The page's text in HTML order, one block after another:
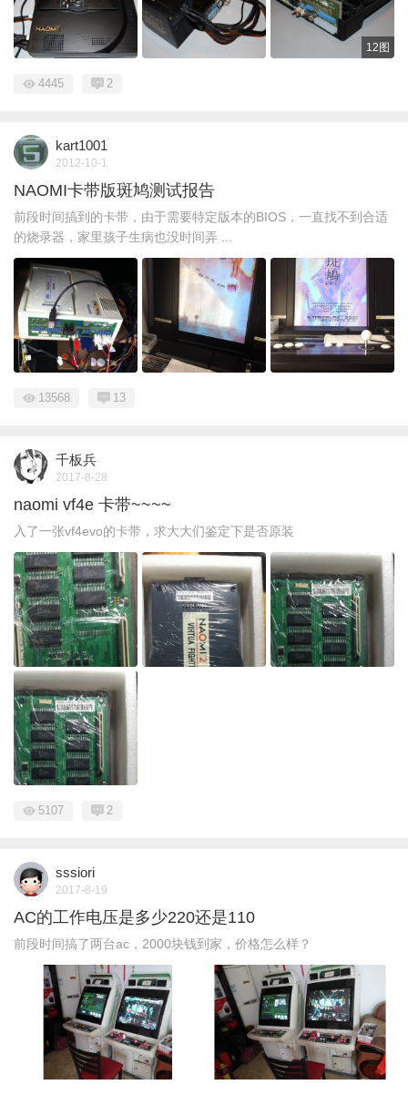
12图
4445 2
kart1001
2012-10-1
NAOMI卡带版斑鸠测试报告
前段时间搞到的卡带，由于需要特定版本的BIOS，一直找不到合适
的烧录器，家里孩子生病也没时间弄 ...
13568 13
千板兵
2017-8-28
naomi vf4e 卡带~~~~
入了一张vf4evo的卡带，求大大们鉴定下是否原装
5107 2
sssiori
2017-8-19
AC的工作电压是多少220还是110
前段时间搞了两台ac，2000块钱到家，价格怎么样？